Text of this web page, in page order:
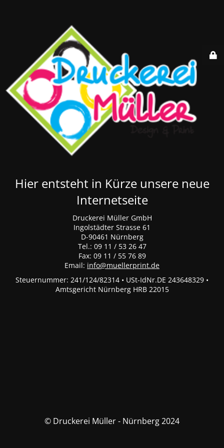
Hier entsteht in Kürze unsere neue
Internetseite
Druckerei Müller GmbH
Ingolstädter Strasse 61
D-90461 Nürnberg
Tel.: 09 11 / 53 26 47
Fax: 09 11 / 55 76 89
Email: info@muellerprint.de
Steuernummer: 241/124/82314 • USt-IdNr.DE 243648329 •
Amtsgericht Nürnberg HRB 22015
© Druckerei Müller - Nürnberg 2024